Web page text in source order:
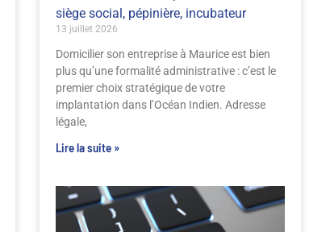
siège social, pépinière, incubateur
13 juillet 2026
Domicilier son entreprise à Maurice est bien
plus qu’une formalité administrative : c’est le
premier choix stratégique de votre
implantation dans l’Océan Indien. Adresse
légale,
Lire la suite »